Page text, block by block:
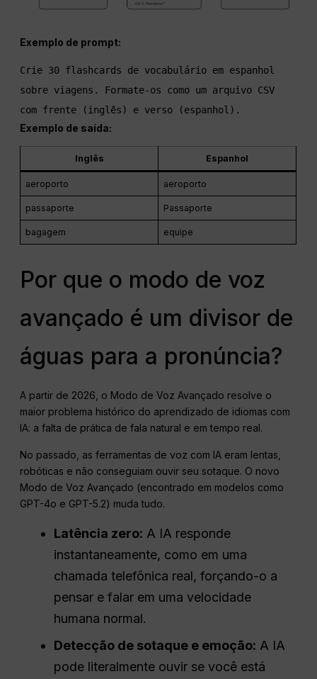
Exemplo de prompt:
Crie 30 flashcards de vocabulário em espanhol
sobre viagens. Formate-os como um arquivo CSV
com frente (inglês) e verso (espanhol).
Exemplo de saída:
Inglês Espanhol
aeroporto aeroporto
passaporte Passaporte
bagagem equipe
Por que o modo de voz
avançado é um divisor de
águas para a pronúncia?
A partir de 2026, o Modo de Voz Avançado resolve o
maior problema histórico do aprendizado de idiomas com
IA: a falta de prática de fala natural e em tempo real.
No passado, as ferramentas de voz com IA eram lentas,
robóticas e não conseguiam ouvir seu sotaque. O novo
Modo de Voz Avançado (encontrado em modelos como
GPT-4o e GPT-5.2) muda tudo.
Latência zero: A IA responde
instantaneamente, como em uma
chamada telefônica real, forçando-o a
pensar e falar em uma velocidade
humana normal.
Detecção de sotaque e emoção: A IA
pode literalmente ouvir se você está